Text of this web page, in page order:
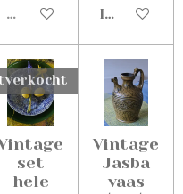
Uitverkocht In
set
hele
Vintage
Jasba
vaas